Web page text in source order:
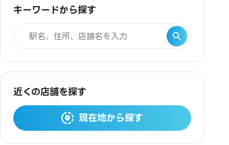
キーワードから探す
近くの店舗を探す
現在地から探す